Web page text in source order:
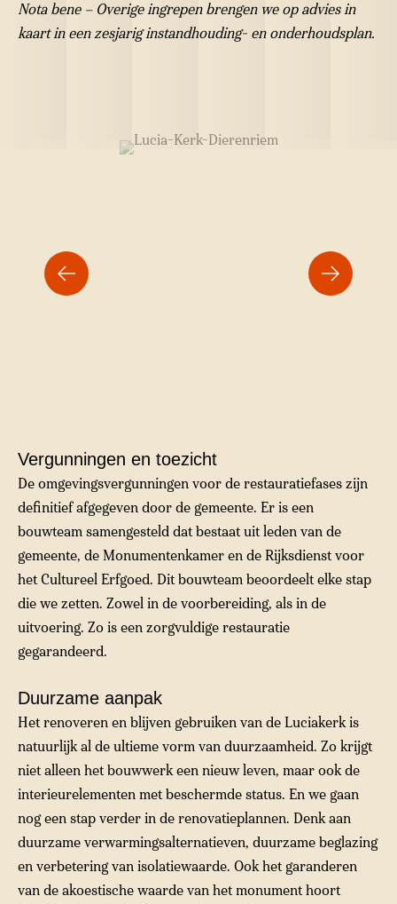
Nota bene – Overige ingrepen brengen we op advies in
kaart in een zesjarig instandhouding- en onderhoudsplan.
Vergunningen en toezicht
De omgevingsvergunningen voor de restauratiefases zijn
definitief afgegeven door de gemeente. Er is een
bouwteam samengesteld dat bestaat uit leden van de
gemeente, de Monumentenkamer en de Rijksdienst voor
het Cultureel Erfgoed. Dit bouwteam beoordeelt elke stap
die we zetten. Zowel in de voorbereiding, als in de
uitvoering. Zo is een zorgvuldige restauratie
gegarandeerd.
Duurzame aanpak
Het renoveren en blijven gebruiken van de Luciakerk is
natuurlijk al de ultieme vorm van duurzaamheid. Zo krijgt
niet alleen het bouwwerk een nieuw leven, maar ook de
interieurelementen met beschermde status. En we gaan
nog een stap verder in de renovatieplannen. Denk aan
duurzame verwarmingsalternatieven, duurzame beglazing
en verbetering van isolatiewaarde. Ook het garanderen
van de akoestische waarde van het monument hoort